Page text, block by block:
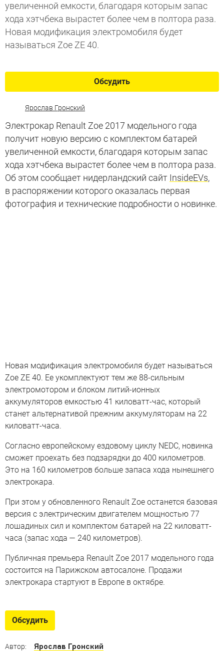
увеличенной емкости, благодаря которым запас
хода хэтчбека вырастет более чем в полтора раза.
Новая модификация электромобиля будет
называться Zoe ZE 40.
Обсудить
Ярослав Гронский
Электрокар Renault Zoe 2017 модельного года
получит новую версию с комплектом батарей
увеличенной емкости, благодаря которым запас
хода хэтчбека вырастет более чем в полтора раза.
Об этом сообщает нидерландский сайт InsideEVs,
в распоряжении которого оказалась первая
фотография и технические подробности о новинке.
Новая модификация электромобиля будет называться
Zoe ZE 40. Ее укомплектуют тем же 88-сильным
электромотором и блоком литий-ионных
аккумуляторов емкостью 41 киловатт-час, который
станет альтернативой прежним аккумуляторам на 22
киловатт-часа.
Согласно европейскому ездовому циклу NEDC, новинка
сможет проехать без подзарядки до 400 километров.
Это на 160 километров больше запаса хода нынешнего
электрокара.
При этом у обновленного Renault Zoe останется базовая
версия с электрическим двигателем мощностью 77
лошадиных сил и комплектом батарей на 22 киловатт-
часа (запас хода — 240 километров).
Публичная премьера Renault Zoe 2017 модельного года
состоится на Парижском автосалоне. Продажи
электрокара стартуют в Европе в октябре.
Обсудить
Автор: Ярослав Гронский